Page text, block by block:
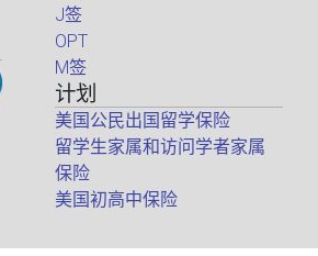
J签
OPT
M签
计划
美国公民出国留学保险
留学生家属和访问学者家属
保险
美国初高中保险